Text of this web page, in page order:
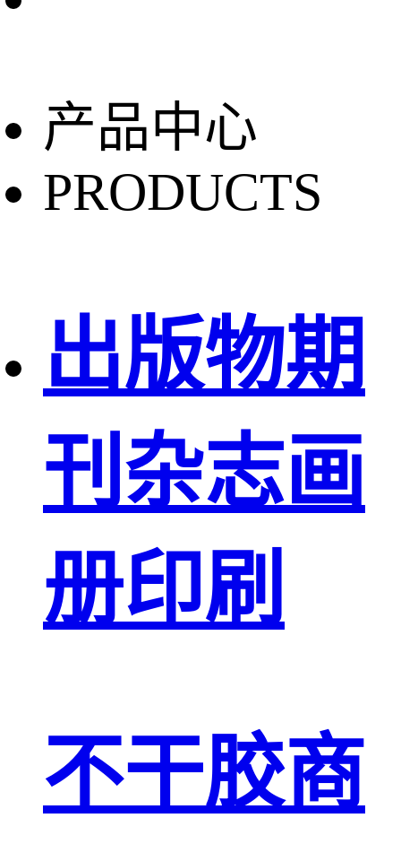
产品中心
PRODUCTS
出版物期
刊杂志画
册印刷
不干胶商